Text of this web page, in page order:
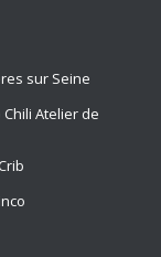
sur Seine
Atelier de